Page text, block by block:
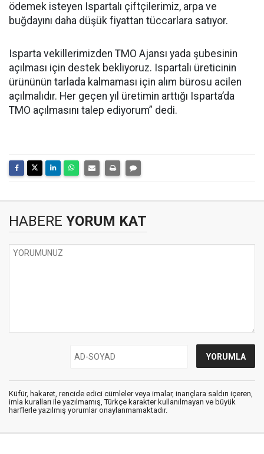
ödemek isteyen Ispartalı çiftçilerimiz, arpa ve
buğdayını daha düşük fiyattan tüccarlara satıyor.
Isparta vekillerimizden TMO Ajansı yada şubesinin
açılması için destek bekliyoruz. Ispartalı üreticinin
ürününün tarlada kalmaması için alım bürosu acilen
açılmalıdır. Her geçen yıl üretimin arttığı Isparta’da
TMO açılmasını talep ediyorum” dedi.
HABERE YORUM KAT
Küfür, hakaret, rencide edici cümleler veya imalar, inançlara saldırı içeren,
imla kuralları ile yazılmamış, Türkçe karakter kullanılmayan ve büyük
harflerle yazılmış yorumlar onaylanmamaktadır.